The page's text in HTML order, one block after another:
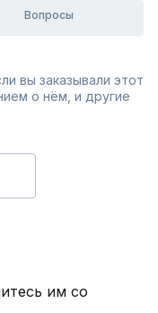
Вопросы
вы заказывали этот
о нём, и другие
им со